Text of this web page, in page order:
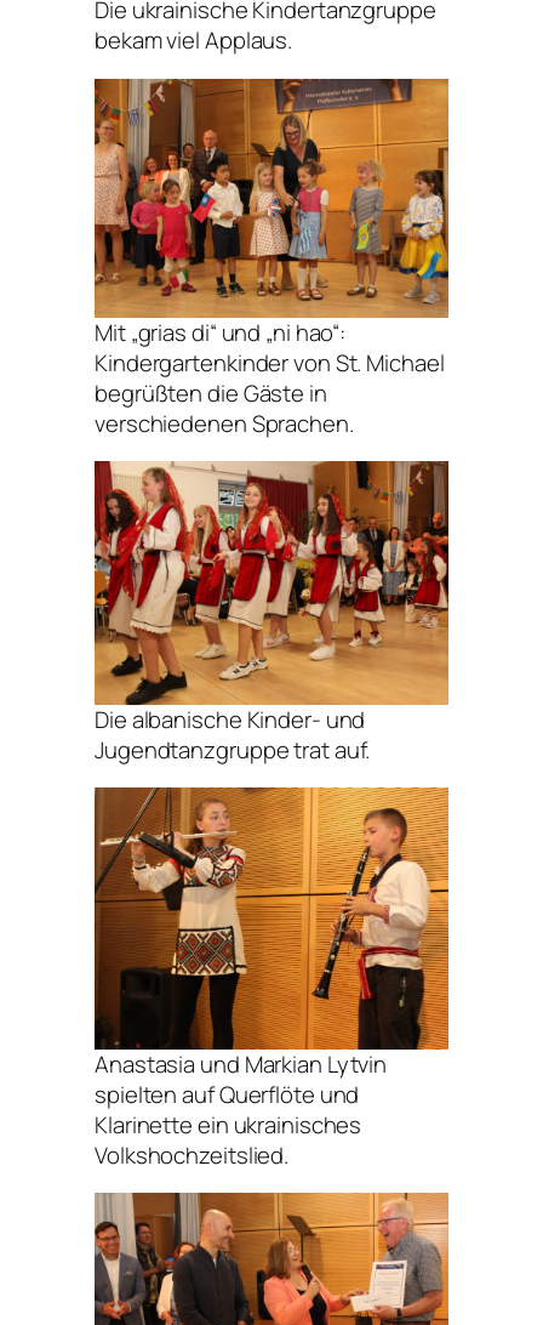
Die ukrainische Kindertanzgruppe
bekam viel Applaus.
Mit „grias di“ und „ni hao“:
Kindergartenkinder von St. Michael
begrüßten die Gäste in
verschiedenen Sprachen.
Die albanische Kinder- und
Jugendtanzgruppe trat auf.
Anastasia und Markian Lytvin
spielten auf Querflöte und
Klarinette ein ukrainisches
Volkshochzeitslied.